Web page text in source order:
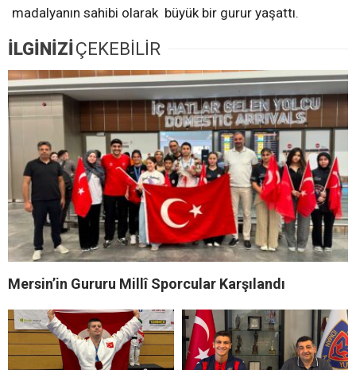
madalyanın sahibi olarak büyük bir gurur yaşattı.
İLGİNİZİÇEKEBİLİR
Mersin’in Gururu Millî Sporcular Karşılandı